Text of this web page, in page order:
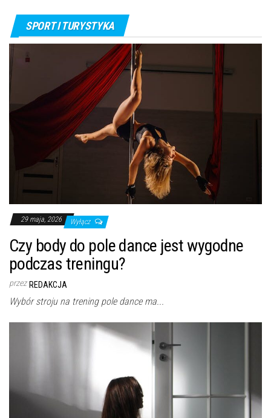
SPORT I TURYSTYKA
29 maja, 2026 Wyłącz
Czy body do pole dance jest wygodne
podczas treningu?
przez REDAKCJA
Wybór stroju na trening pole dance ma...